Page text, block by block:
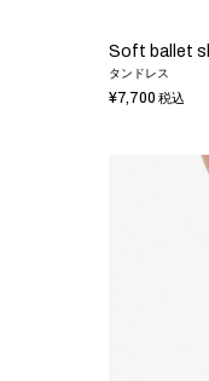
Soft ballet
タンドレス
¥7,700 税込